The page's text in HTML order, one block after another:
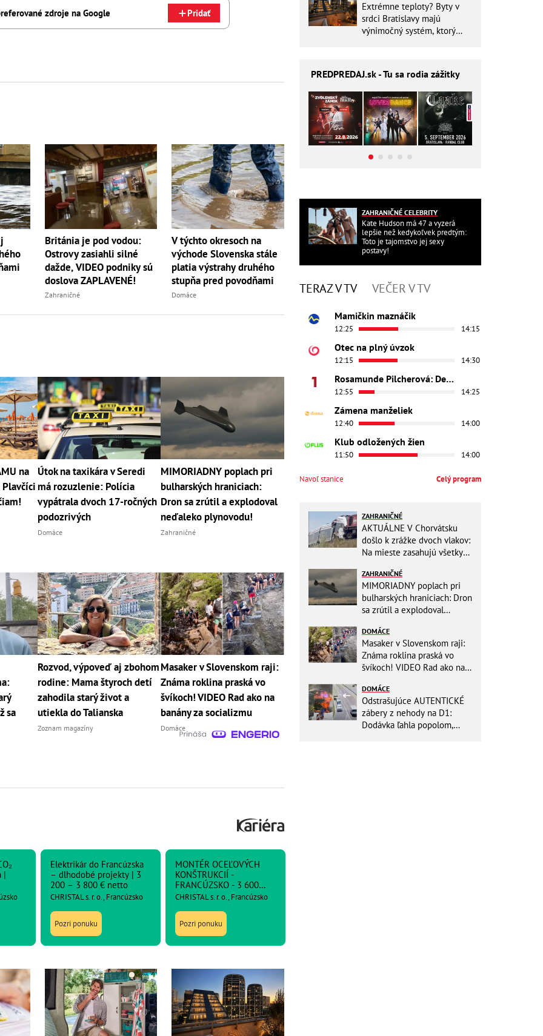
zdroje na Google Pridať
Británia je pod vodou:
Ostrovy zasiahli silné
dažde, VIDEO podniky sú
doslova ZAPLAVENÉ!
Zahraničné
V týchto okresoch na
východe Slovenska stále
platia výstrahy druhého
stupňa pred povodňami
Domáce
na
Útok na taxikára v Seredi
má rozuzlenie: Polícia
vypátrala dvoch 17-ročných
podozrivých
Domáce
MIMORIADNY poplach pri
bulharských hraniciach:
Dron sa zrútil a explodoval
neďaleko plynovodu!
Zahraničné
sa
Rozvod, výpoveď aj zbohom
rodine: Mama štyroch detí
zahodila starý život a
utiekla do Talianska
Zoznam magazíny
Masaker v Slovenskom raji:
Známa roklina praská vo
švíkoch! VIDEO Rad ako na
banány za socializmu
Domáce
|
Elektrikár do Francúzska
– dlhodobé projekty | 3
200 – 3 800 € netto
CHRISTAL s. r. o., Francúzsko
Pozri ponuku
MONTÉR OCEĽOVÝCH
KONŠTRUKCIÍ -
FRANCÚZSKO - 3 600
netto
CHRISTAL s. r. o., Francúzsko
Pozri ponuku
Extrémne teploty? Byty v
srdci Bratislavy majú
výnimočný systém, ktorý
PREDPREDAJ.sk - Tu sa rodia zážitky
ZAHRANIČNÉ CELEBRITY
Kate Hudson má 47 a vyzerá
lepšie než kedykoľvek predtým:
Toto je tajomstvo jej sexy
postavy!
TERAZ V TV VEČER V TV
Mamičkin maznáčik
12:25 14:15
Otec na plný úvzok
12:15 14:30
Rosamunde Pilcherová: Dedičstvo lásky
12:55 14:25
Zámena manželiek
12:40 14:00
Klub odložených žien
11:50 14:00
Navoľ stanice Celý program
ZAHRANIČNÉ
AKTUÁLNE V Chorvátsku
došlo k zrážke dvoch vlakov:
Na mieste zasahujú všetky
ZAHRANIČNÉ
MIMORIADNY poplach pri
bulharských hraniciach: Dron
sa zrútil a explodoval
DOMÁCE
Masaker v Slovenskom raji:
Známa roklina praská vo
švíkoch! VIDEO Rad ako na
DOMÁCE
Odstrašujúce AUTENTICKÉ
zábery z nehody na D1:
Dodávka ľahla popolom,